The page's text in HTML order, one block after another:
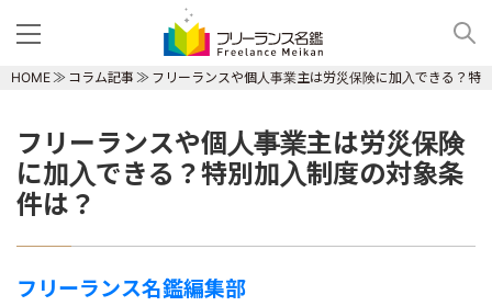
HOME コラム記事 フリーランスや個人事業主は労災保険に加入できる？特
フリーランスや個人事業主は労災保険
に加入できる？特別加入制度の対象条
件は？
フリーランス名鑑編集部